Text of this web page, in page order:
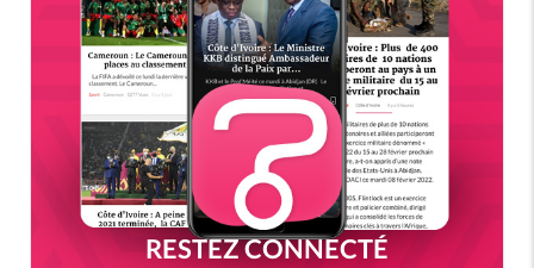
RESTEZ CONNECTÉ